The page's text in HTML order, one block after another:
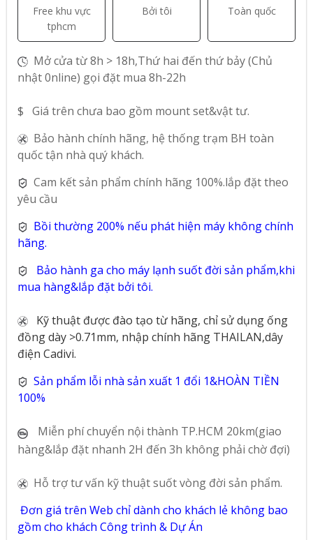
Free khu vực
tphcm
Bởi tôi Toàn quốc
Mở cửa từ 8h > 18h,Thứ hai đến thứ bảy (Chủ
nhật 0nline) gọi đặt mua 8h-22h
$ Giá trên chưa bao gồm mount set&vật tư.
Bảo hành chính hãng, hệ thống trạm BH toàn
quốc tận nhà quý khách.
Cam kết sản phẩm chính hãng 100%.lắp đặt theo
yêu cầu
Bồi thường 200% nếu phát hiện máy không chính
hãng.
Bảo hành ga cho máy lạnh suốt đời sản phẩm,khi
mua hàng&lắp đặt bởi tôi.
Kỹ thuật được đào tạo từ hãng, chỉ sử dụng ống
đồng dày >0.71mm, nhập chính hãng THAILAN,dây
điện Cadivi.
Sản phẩm lỗi nhà sản xuất 1 đổi 1&HOÀN TIỀN
100%
Miễn phí chuyển nội thành TP.HCM 20km(giao
hàng&lắp đặt nhanh 2H đến 3h không phải chờ đợi)
Hỗ trợ tư vấn kỹ thuật suốt vòng đời sản phẩm.
Đơn giá trên Web chỉ dành cho khách lẻ không bao
gồm cho khách Công trình & Dự Án